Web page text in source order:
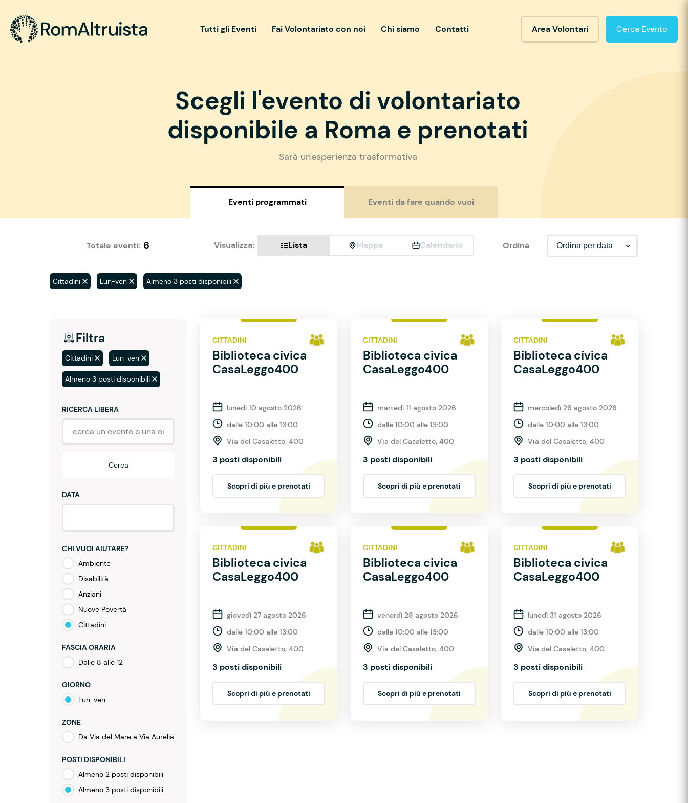
Tutti gli Eventi Fai Volontariato con noi Chi siamo Contatti Area Volontari Cerca Evento
Scegli l'evento di volontariato
disponibile a Roma e prenotati
Sarà un'esperienza trasformativa
Eventi programmati Eventi da fare quando vuoi
Totale eventi: 6 Visualizza: Lista Mappa Calendario Ordina
Cittadini Lun-ven Almeno 3 posti disponibili
Filtra
Cittadini Lun-ven
Almeno 3 posti disponibili
RICERCA LIBERA
Cerca
DATA
CHI VUOI AIUTARE?
Ambiente
Disabilità
Anziani
Nuove Povertà
Cittadini
FASCIA ORARIA
Dalle 8 alle 12
GIORNO
Lun-ven
ZONE
Da Via del Mare a Via Aurelia
POSTI DISPONIBILI
Almeno 2 posti disponibili
Almeno 3 posti disponibili
CITTADINI
Biblioteca civica
CasaLeggo400
lunedì 10 agosto 2026
dalle 10:00 alle 13:00
Via del Casaletto, 400
3 posti disponibili
Scopri di più e prenotati
CITTADINI
Biblioteca civica
CasaLeggo400
martedì 11 agosto 2026
dalle 10:00 alle 13:00
Via del Casaletto, 400
3 posti disponibili
Scopri di più e prenotati
CITTADINI
Biblioteca civica
CasaLeggo400
mercoledì 26 agosto 2026
dalle 10:00 alle 13:00
Via del Casaletto, 400
3 posti disponibili
Scopri di più e prenotati
CITTADINI
Biblioteca civica
CasaLeggo400
giovedì 27 agosto 2026
dalle 10:00 alle 13:00
Via del Casaletto, 400
3 posti disponibili
Scopri di più e prenotati
CITTADINI
Biblioteca civica
CasaLeggo400
venerdì 28 agosto 2026
dalle 10:00 alle 13:00
Via del Casaletto, 400
3 posti disponibili
Scopri di più e prenotati
CITTADINI
Biblioteca civica
CasaLeggo400
lunedì 31 agosto 2026
dalle 10:00 alle 13:00
Via del Casaletto, 400
3 posti disponibili
Scopri di più e prenotati